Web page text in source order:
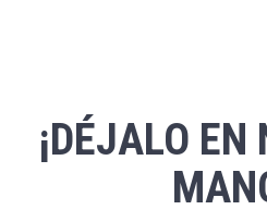
¡DÉJALO EN